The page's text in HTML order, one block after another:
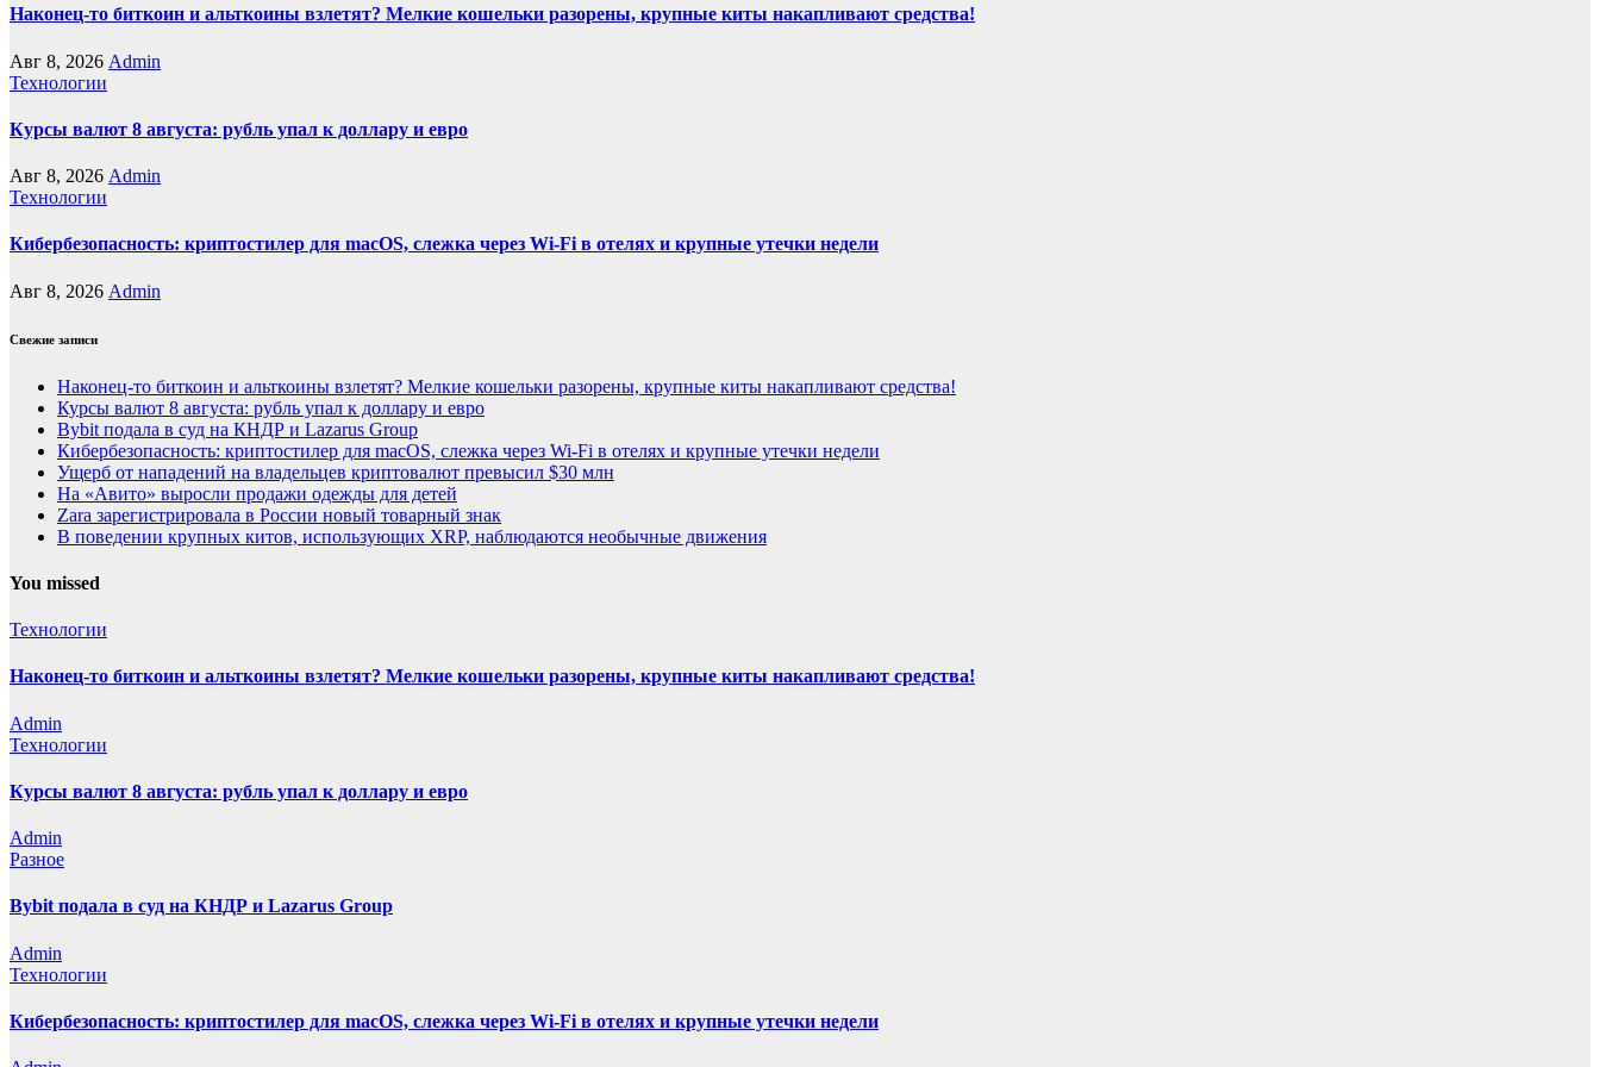
Наконец-то биткоин и альткоины взлетят? Мелкие кошельки разорены, крупные киты накапливают средства!
Авг 8, 2026 Admin
Технологии
Курсы валют 8 августа: рубль упал к доллару и евро
Авг 8, 2026 Admin
Технологии
Кибербезопасность: криптостилер для macOS, слежка через Wi-Fi в отелях и крупные утечки недели
Авг 8, 2026 Admin
Свежие записи
Наконец-то биткоин и альткоины взлетят? Мелкие кошельки разорены, крупные киты накапливают средства!
Курсы валют 8 августа: рубль упал к доллару и евро
Bybit подала в суд на КНДР и Lazarus Group
Кибербезопасность: криптостилер для macOS, слежка через Wi-Fi в отелях и крупные утечки недели
Ущерб от нападений на владельцев криптовалют превысил $30 млн
На «Авито» выросли продажи одежды для детей
Zara зарегистрировала в России новый товарный знак
В поведении крупных китов, использующих XRP, наблюдаются необычные движения
You missed
Технологии
Наконец-то биткоин и альткоины взлетят? Мелкие кошельки разорены, крупные киты накапливают средства!
Admin
Технологии
Курсы валют 8 августа: рубль упал к доллару и евро
Admin
Разное
Bybit подала в суд на КНДР и Lazarus Group
Admin
Технологии
Кибербезопасность: криптостилер для macOS, слежка через Wi-Fi в отелях и крупные утечки недели